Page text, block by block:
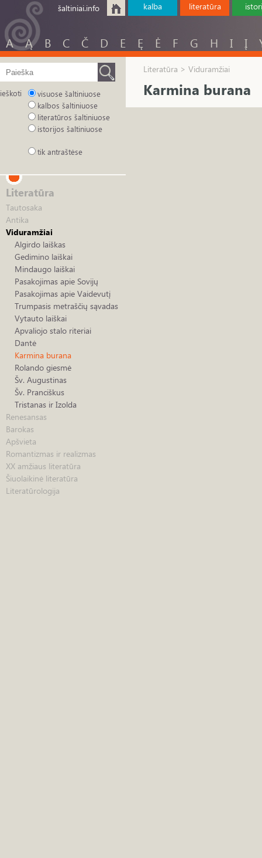
šaltiniai.info kalba literatūra
A Ą B C Č D E Ę Ė F G H I Į
ieškoti
visuose šaltiniuose
kalbos šaltiniuose
literatūros šaltiniuose
istorijos šaltiniuose
tik antraštėse
Literatūra
Tautosaka
Antika
Viduramžiai
Algirdo laiškas
Gedimino laiškai
Mindaugo laiškai
Pasakojimas apie Sovijų
Pasakojimas apie Vaidevutį
Trumpasis metraščių sąvadas
Vytauto laiškai
Apvaliojo stalo riteriai
Dantė
Karmina burana
Rolando giesmė
Šv. Augustinas
Šv. Pranciškus
Tristanas ir Izolda
Renesansas
Barokas
Apšvieta
Romantizmas ir realizmas
XX amžiaus literatūra
Šiuolaikinė literatūra
Literatūrologija
Literatūra > Viduramžiai
Karmina burana